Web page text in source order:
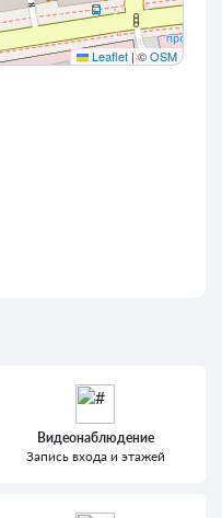
Leaflet |©OSM
Видеонаблюдение
Запись входа и этажей